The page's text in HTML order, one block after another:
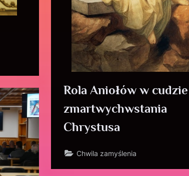
Rola Aniołów w cudzie
zmartwychwstania
Chrystusa
Chwila zamyślenia